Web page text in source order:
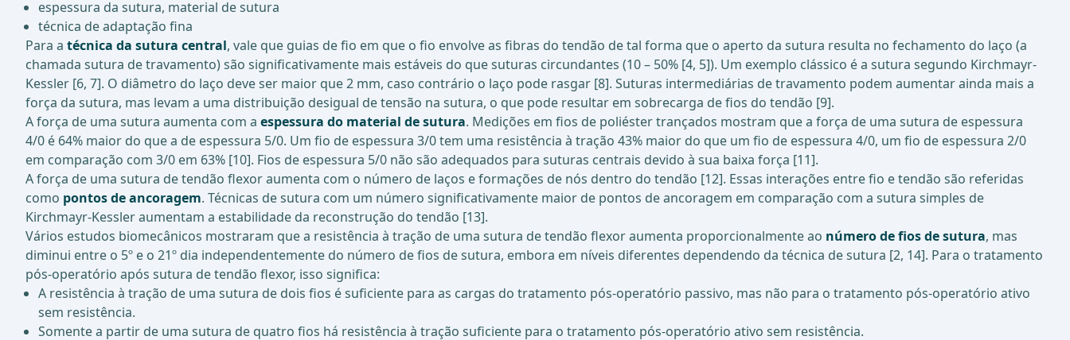
espessura da sutura, material de sutura
técnica de adaptação fina
Para a técnica da sutura central, vale que guias de fio em que o fio envolve as fibras do tendão de tal forma que o aperto da sutura resulta no fechamento do laço (a
chamada sutura de travamento) são significativamente mais estáveis do que suturas circundantes (10 – 50% [4, 5]). Um exemplo clássico é a sutura segundo Kirchmayr-
Kessler [6, 7]. O diâmetro do laço deve ser maior que 2 mm, caso contrário o laço pode rasgar [8]. Suturas intermediárias de travamento podem aumentar ainda mais a
força da sutura, mas levam a uma distribuição desigual de tensão na sutura, o que pode resultar em sobrecarga de fios do tendão [9].
A força de uma sutura aumenta com a espessura do material de sutura. Medições em fios de poliéster trançados mostram que a força de uma sutura de espessura
4/0 é 64% maior do que a de espessura 5/0. Um fio de espessura 3/0 tem uma resistência à tração 43% maior do que um fio de espessura 4/0, um fio de espessura 2/0
em comparação com 3/0 em 63% [10]. Fios de espessura 5/0 não são adequados para suturas centrais devido à sua baixa força [11].
A força de uma sutura de tendão flexor aumenta com o número de laços e formações de nós dentro do tendão [12]. Essas interações entre fio e tendão são referidas
como pontos de ancoragem. Técnicas de sutura com um número significativamente maior de pontos de ancoragem em comparação com a sutura simples de
Kirchmayr-Kessler aumentam a estabilidade da reconstrução do tendão [13].
Vários estudos biomecânicos mostraram que a resistência à tração de uma sutura de tendão flexor aumenta proporcionalmente ao número de fios de sutura, mas
diminui entre o 5º e o 21º dia independentemente do número de fios de sutura, embora em níveis diferentes dependendo da técnica de sutura [2, 14]. Para o tratamento
pós-operatório após sutura de tendão flexor, isso significa:
A resistência à tração de uma sutura de dois fios é suficiente para as cargas do tratamento pós-operatório passivo, mas não para o tratamento pós-operatório ativo
sem resistência.
Somente a partir de uma sutura de quatro fios há resistência à tração suficiente para o tratamento pós-operatório ativo sem resistência.